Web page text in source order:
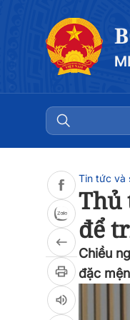
Tin tức và
Thủ
để
Chiều
đặc
0:00